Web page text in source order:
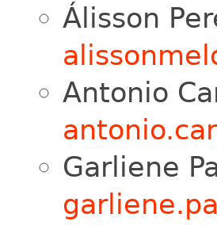
Álisson
Antonio
Garliene